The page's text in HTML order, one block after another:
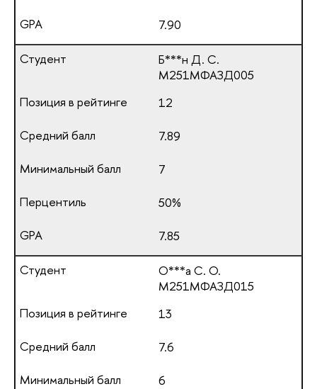
7.90
Б***н Д. С.
М251МФАЗД005
12
7.89
7
50%
7.85
О***а С. О.
М251МФАЗД015
13
7.6
6